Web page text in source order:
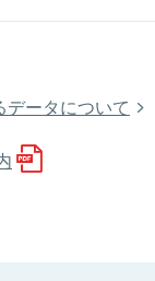
ータについて